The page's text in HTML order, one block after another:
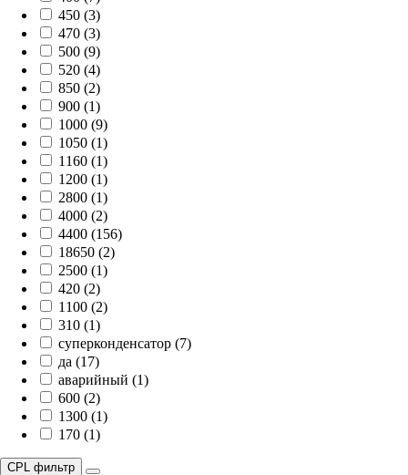
450 (3)
470 (3)
500 (9)
520 (4)
850 (2)
900 (1)
1000 (9)
1050 (1)
1160 (1)
1200 (1)
2800 (1)
4000 (2)
4400 (156)
18650 (2)
2500 (1)
420 (2)
1100 (2)
310 (1)
суперконденсатор (7)
да (17)
аварийный (1)
600 (2)
1300 (1)
170 (1)
CPL фильтр